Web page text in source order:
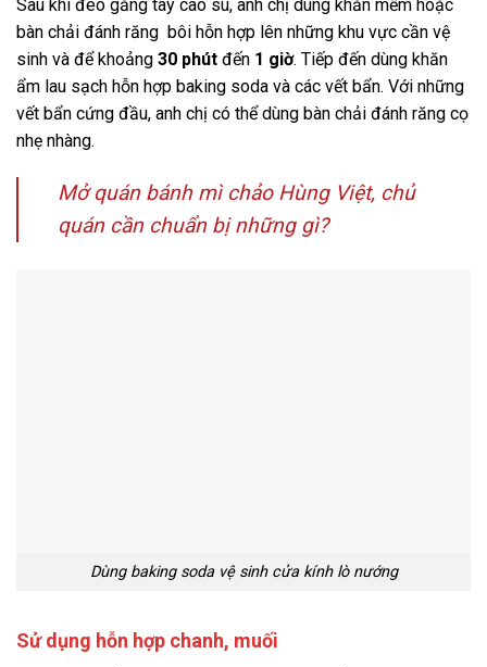
Sau khi đeo găng tay cao su, anh chị dùng khăn mềm hoặc
bàn chải đánh răng bôi hỗn hợp lên những khu vực cần vệ
sinh và để khoảng 30 phút đến 1 giờ. Tiếp đến dùng khăn
ẩm lau sạch hỗn hợp baking soda và các vết bẩn. Với những
vết bẩn cứng đầu, anh chị có thể dùng bàn chải đánh răng cọ
nhẹ nhàng.
Mở quán bánh mì chảo Hùng Việt, chủ
quán cần chuẩn bị những gì?
Dùng baking soda vệ sinh cửa kính lò nướng
Sử dụng hỗn hợp chanh, muối